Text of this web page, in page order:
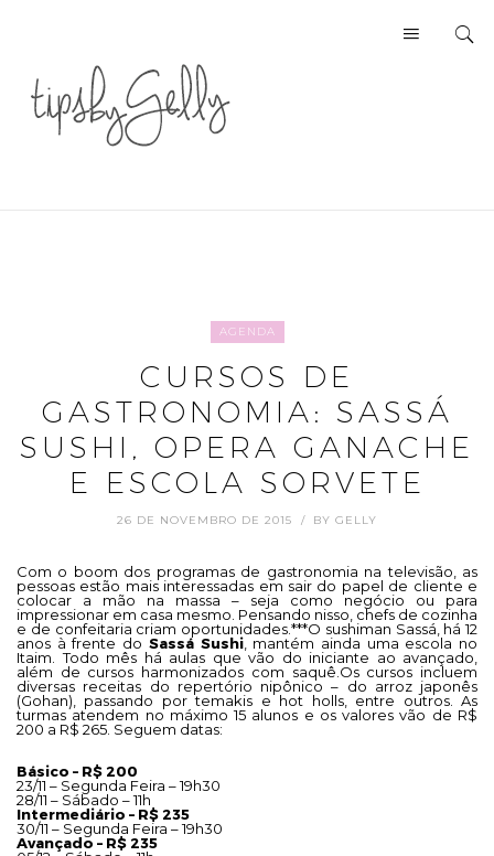
AGENDA
CURSOS DE
GASTRONOMIA: SASSÁ
SUSHI, OPERA GANACHE
E ESCOLA SORVETE
26 DE NOVEMBRO DE 2015 BY GELLY
Com o boom dos programas de gastronomia na televisão, as
pessoas estão mais interessadas em sair do papel de cliente e
colocar a mão na massa – seja como negócio ou para
impressionar em casa mesmo. Pensando nisso, chefs de cozinha
e de confeitaria criam oportunidades.***O sushiman Sassá, há 12
anos à frente do Sassá Sushi, mantém ainda uma escola no
Itaim. Todo mês há aulas que vão do iniciante ao avançado,
além de cursos harmonizados com saquê.Os cursos incluem
diversas receitas do repertório nipônico – do arroz japonês
(Gohan), passando por temakis e hot holls, entre outros. As
turmas atendem no máximo 15 alunos e os valores vão de R$
200 a R$ 265. Seguem datas:
Básico – R$ 200
23/11 – Segunda Feira – 19h30
28/11 – Sábado – 11h
Intermediário – R$ 235
30/11 – Segunda Feira – 19h30
Avançado – R$ 235